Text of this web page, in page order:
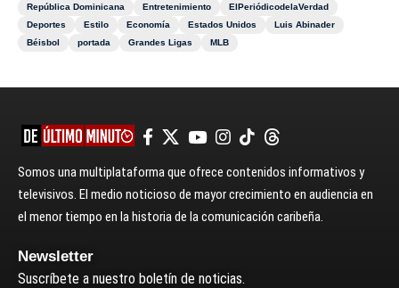
República Dominicana
Entretenimiento
ElPeriódicodelaVerdad
Deportes
Estilo Economía Estados Unidos
Luis Abinader
Béisbol
portada Grandes Ligas MLB
Somos una multiplataforma que ofrece contenidos informativos y
televisivos. El medio noticioso de mayor crecimiento en audiencia en
el menor tiempo en la historia de la comunicación caribeña.
Newsletter
Suscríbete a nuestro boletín de noticias.